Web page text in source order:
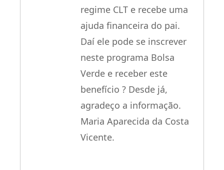
regime CLT e recebe uma
ajuda financeira do pai.
Daí ele pode se inscrever
neste programa Bolsa
Verde e receber este
benefício ? Desde já,
agradeço a informação.
Maria Aparecida da Costa
Vicente.